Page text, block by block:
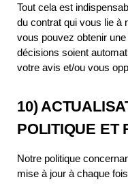
Tout cela est
du contrat qui vous lie à
vous pouvez obtenir
décisions soient
votre avis et/ou vous
10)
POLITIQUE ET
Notre politique
mise à jour à chaque